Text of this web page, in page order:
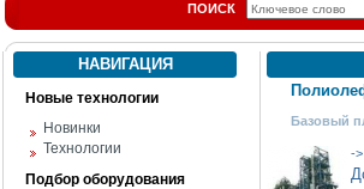
ПОИСК
НАВИГАЦИЯ
Новые технологии
Новинки
Технологии
Подбор оборудования
Базовый
->